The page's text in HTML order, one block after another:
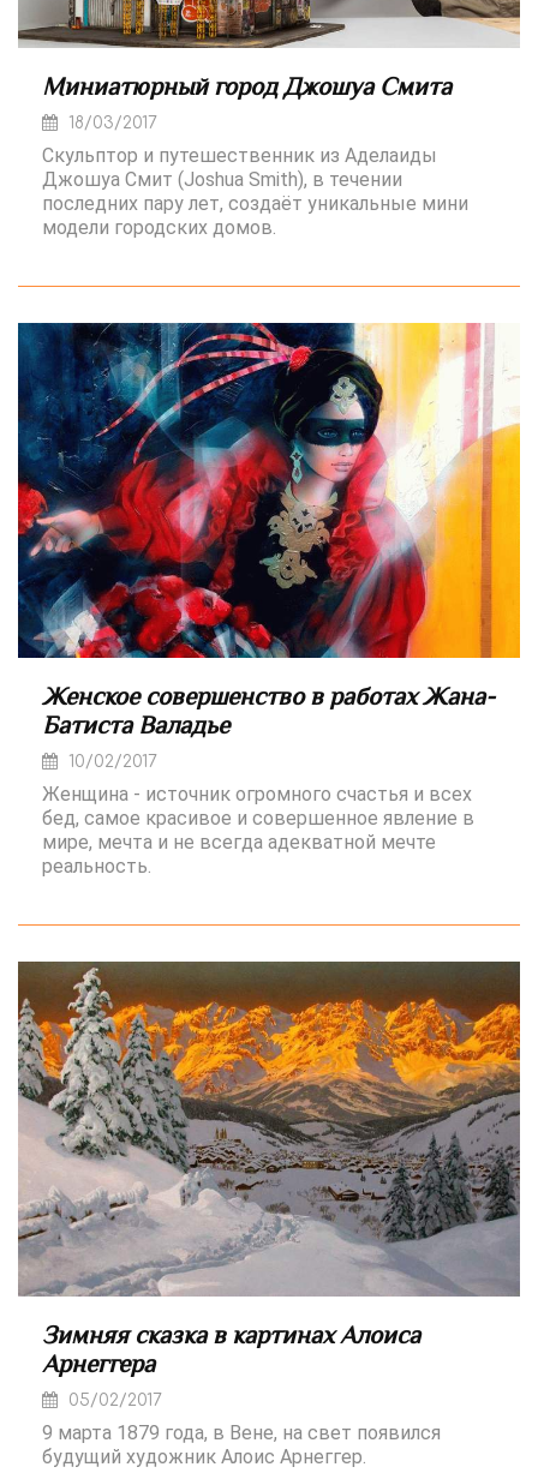
Миниатюрный город Джошуа Смита
18/03/2017
Скульптор и путешественник из Аделаиды
Джошуа Смит (Joshua Smith), в течении
последних пару лет, создаёт уникальные мини
модели городских домов.
Женское совершенство в работах Жана-
Батиста Валадье
10/02/2017
Женщина - источник огромного счастья и всех
бед, самое красивое и совершенное явление в
мире, мечта и не всегда адекватной мечте
реальность.
Зимняя сказка в картинах Алоиса
Арнеггера
05/02/2017
9 марта 1879 года, в Вене, на свет появился
будущий художник Алоис Арнеггер.